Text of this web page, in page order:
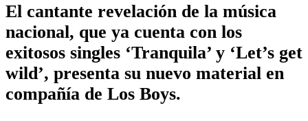
El cantante revelación de la música
nacional, que ya cuenta con los
exitosos singles ‘Tranquila’ y ‘Let’s get
wild’, presenta su nuevo material en
compañía de Los Boys.